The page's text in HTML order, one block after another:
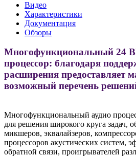
Видео
Характеристики
Документация
Обзоры
Многофункциональный 24
процессор: благодаря
расширения предоставляет
возможный перечень
Многофункциональный аудио
для решения широкого круга задач,
микшеров, эквалайзеров,
процессоров акустических систем,
обратной связи, проигрывателей